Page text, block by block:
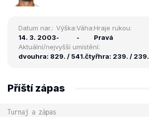
Datum nar.:
14. 3. 2003
Výška:
-
Váha:
-
Hraje rukou:
Pravá
Aktuální/nejvyšší umístění:
dvouhra: 829. / 541.čtyřhra: 239. / 239.
Příští zápas
Turnaj a zápas